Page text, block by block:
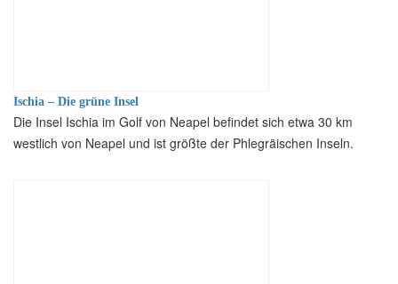
Ischia – Die grüne Insel
Die Insel Ischia im Golf von Neapel befindet sich etwa 30 km
westlich von Neapel und ist größte der Phlegräischen Inseln.